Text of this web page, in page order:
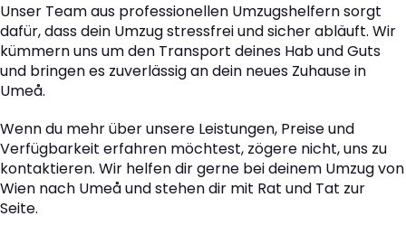
Unser Team aus professionellen Umzugshelfern sorgt
dafür, dass dein Umzug stressfrei und sicher abläuft. Wir
kümmern uns um den Transport deines Hab und Guts
und bringen es zuverlässig an dein neues Zuhause in
Umeå.
Wenn du mehr über unsere Leistungen, Preise und
Verfügbarkeit erfahren möchtest, zögere nicht, uns zu
kontaktieren. Wir helfen dir gerne bei deinem Umzug von
Wien nach Umeå und stehen dir mit Rat und Tat zur
Seite.